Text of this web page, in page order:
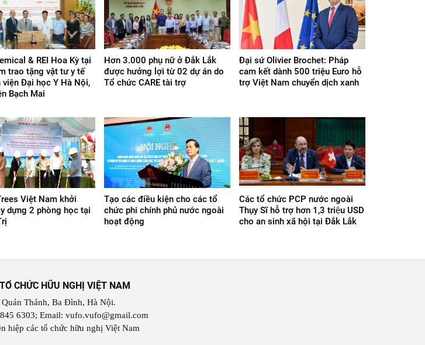
& REI Hoa Kỳ tại
trao tặng vật tư y tế
viện Đại học Y Hà Nội,
Bạch Mai
Hơn 3.000 phụ nữ ở Đắk Lắk
được hưởng lợi từ 02 dự án do
Tổ chức CARE tài trợ
Đại sứ Olivier Brochet: Pháp
cam kết dành 500 triệu Euro hỗ
trợ Việt Nam chuyển dịch xanh
Việt Nam khởi
dựng 2 phòng học tại
Tạo các điều kiện cho các tổ
chức phi chính phủ nước ngoài
hoạt động
Các tổ chức PCP nước ngoài
Thụy Sĩ hỗ trợ hơn 1,3 triệu USD
cho an sinh xã hội tại Đắk Lắk
CHỨC HỮU NGHỊ VIỆT NAM
Thánh, Ba Đình, Hà Nội.
6303; Email: vufo.vufo@gmail.com
hiệp các tổ chức hữu nghị Việt Nam